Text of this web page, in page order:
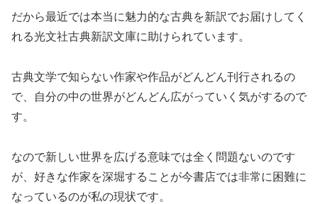
だから最近では本当に魅力的な古典を新訳でお届けしてく
れる光文社古典新訳文庫に助けられています。
古典文学で知らない作家や作品がどんどん刊行されるの
で、自分の中の世界がどんどん広がっていく気がするので
す。
なので新しい世界を広げる意味では全く問題ないのです
が、好きな作家を深堀することが今書店では非常に困難に
なっているのが私の現状です。